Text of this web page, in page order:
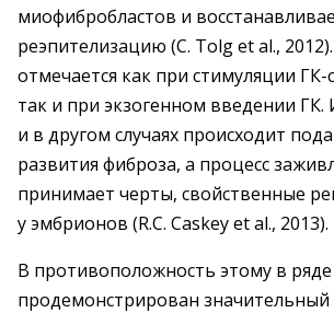
миофибробластов и
реэпителизацию (C. Tolg et al.,
отмечается как при стимуляции ГК-
так и при экзогенном введении ГК.
и в другом случаях происходит
развития фиброза, а процесс
принимает черты, свойственные
у эмбрионов (R.C. Caskey et al., 2013).
В противоположность этому в
продемонстрирован